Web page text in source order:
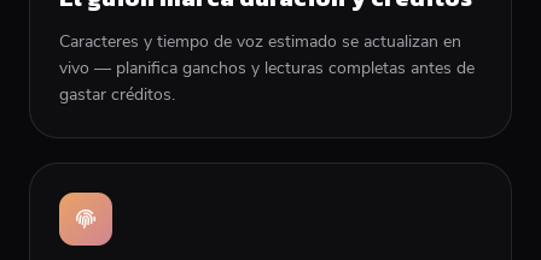
Caracteres y tiempo de voz estimado se actualizan en
vivo — planifica ganchos y lecturas completas antes de
gastar créditos.